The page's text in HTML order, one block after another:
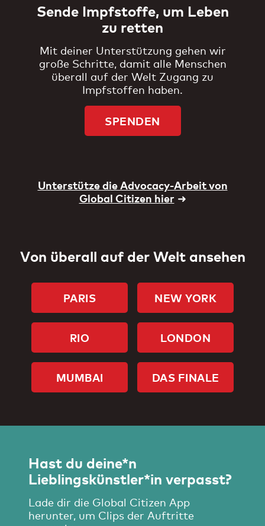
Sende Impfstoffe, um Leben
zu retten
Mit deiner Unterstützung gehen wir
große Schritte, damit alle Menschen
überall auf der Welt Zugang zu
Impfstoffen haben.
SPENDEN
Unterstütze die Advocacy-Arbeit von
Global Citizen hier ➜
Von überall auf der Welt ansehen
PARIS NEW YORK
RIO LONDON
MUMBAI DAS FINALE
Hast du deine*n
Lieblingskünstler*in verpasst?
Lade dir die Global Citizen App
herunter, um Clips der Auftritte